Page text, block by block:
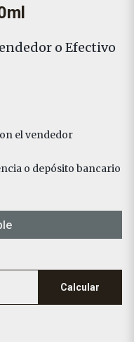
o Efectivo
el vendedor
o depósito bancario
Calcular